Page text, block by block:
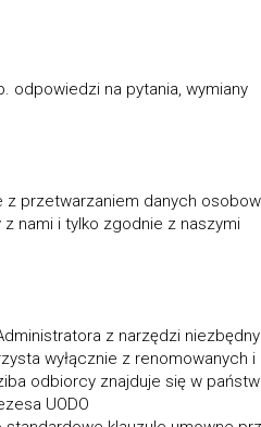
odpowiedzi na pytania, wymiany
przetwarzaniem danych
nami i tylko zgodnie z naszymi
z narzędzi
wyłącznie z renomowanych i
odbiorcy znajduje się w
UODO